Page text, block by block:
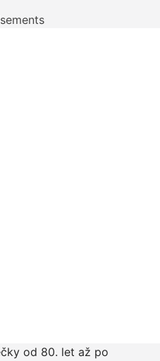
od 80. let až po